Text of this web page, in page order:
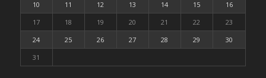
10
11 12 13 14 15
16
17
18 19 20 21 22
23
24
25 26 27 28 29
30
31